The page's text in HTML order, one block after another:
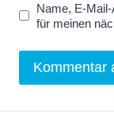
Name, E-
für meinen